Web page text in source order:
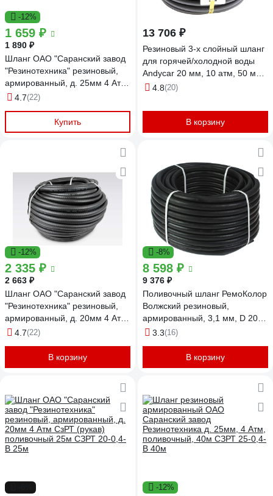
-12%
1 659 ₽
1 890 ₽
Шланг ОАО "Саранский завод
"Резинотехника" резиновый,
армированный, д. 25мм 4 Атм
СзРТ (рукав) поливочный 10м
4.7(22)
Купить
13 706 ₽
Резиновый 3-х слойный шланг
для горячей/холодной воды
Andycar 20 мм, 10 атм, 50 м
H204.8(20)
В корзину
-12%
2 335 ₽
2 663 ₽
Шланг ОАО "Саранский завод
"Резинотехника" резиновый,
армированный, д. 20мм 4 Атм
СзРТ (рукав) поливочный 20м
4.7(22)
В корзину
-8%
8 598 ₽
9 376 ₽
Поливочный шланг РемоКолор
Волжский резиновый,
армированный, 3,1 мм, D 20
мм, 25 м 66-3-220
3.3(16)
В корзину
-12%